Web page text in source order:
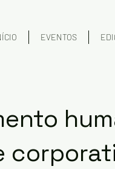
EVENTOS